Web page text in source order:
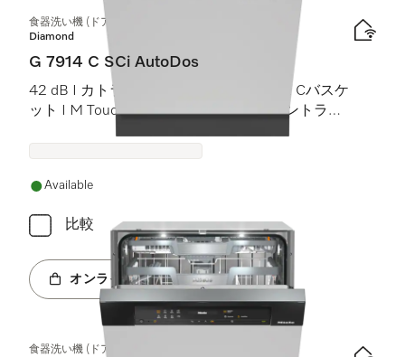
食器洗い機 (ドア材取付専用タイプ)
Diamond
G 7914 C SCi AutoDos
42 dB I カトラリートレイ I MaxiComfort Cバスケ
ット I M Touch I BrilliantLight (ブリリアントライ
Available
比較
オンラインショップへ
食器洗い機 (ドア材取付専用タイプ)